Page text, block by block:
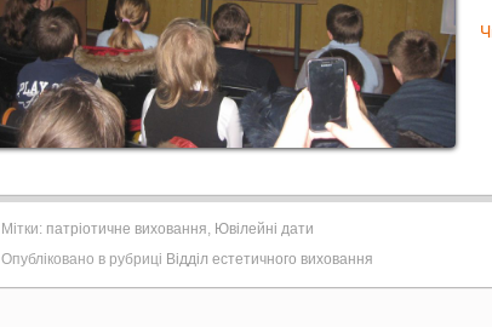
Мітки: патріотичне виховання, Ювілейні дати
Опубліковано в рубриці Відділ естетичного виховання